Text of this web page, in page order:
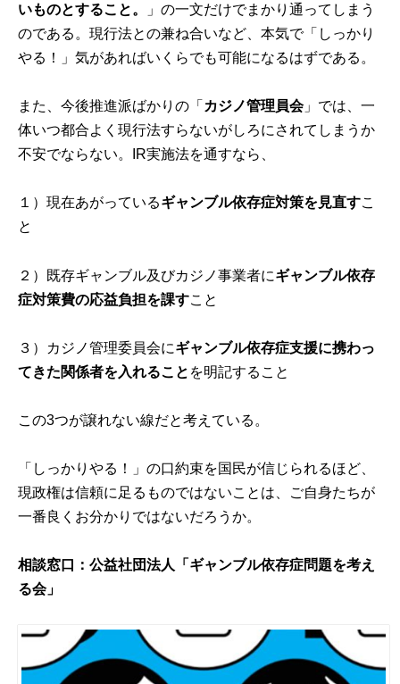
いものとすること。
」の一文だけでまかり通ってしまう
のである。現行法との兼ね合いなど、本気で「しっかり
やる！」気があればいくらでも可能になるはずである。
また、今後推進派ばかりの「 カジノ管理員会」では、一
体いつ都合よく現行法すらないがしろにされてしまうか
不安でならない。IR実施法を通すなら、
１）現在あがっているギャンブル依存症対策を見直すこ
と
２）既存ギャンブル及びカジノ事業者にギャンブル依存
症対策費の応益負担を課すこと
３）カジノ管理委員会にギャンブル依存症支援に携わっ
てきた関係者を入れること を明記すること
この3つが譲れない線だと考えている。
「しっかりやる！」の口約束を国民が信じられるほど、
現政権は信頼に足るものではないことは、ご自身たちが
一番良くお分かりではないだろうか。
相談窓口：公益社団法人「ギャンブル依存症問題を考え
る会」